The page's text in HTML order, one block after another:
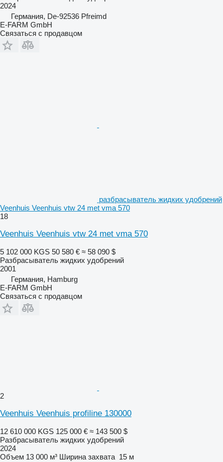
2024
Германия, De-92536 Pfreimd
E-FARM GmbH
Связаться с продавцом
разбрасыватель жидких удобрений
Veenhuis Veenhuis vtw 24 met vma 570
18
Veenhuis Veenhuis vtw 24 met vma 570
5 102 000 KGS 50 580 € ≈ 58 090 $
Разбрасыватель жидких удобрений
2001
Германия, Hamburg
E-FARM GmbH
Связаться с продавцом
2
Veenhuis Veenhuis profiline 130000
12 610 000 KGS 125 000 € ≈ 143 500 $
Разбрасыватель жидких удобрений
2024
Объем 13 000 м³ Ширина захвата 15 м